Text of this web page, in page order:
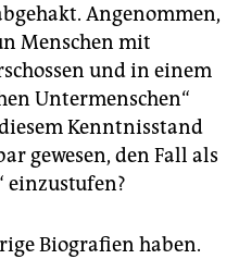
Angenommen,
Menschen mit
und in einem
Untermenschen“
Kenntnisstand
gewesen, den Fall als
einzustufen?
Biografien haben.